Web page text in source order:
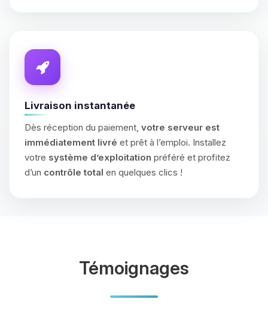
Livraison instantanée
Dès réception du paiement, votre serveur est
immédiatement livré et prêt à l’emploi. Installez
votre système d’exploitation préféré et profitez
d’un contrôle total en quelques clics !
Témoignages